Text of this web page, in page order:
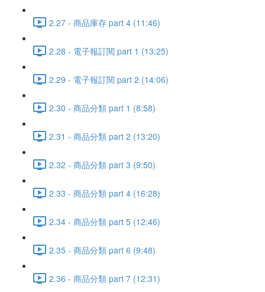
2.27 - 商品庫存 part 4 (11:46)
2.28 - 電子報訂閱 part 1 (13:25)
2.29 - 電子報訂閱 part 2 (14:06)
2.30 - 商品分類 part 1 (8:58)
2.31 - 商品分類 part 2 (13:20)
2.32 - 商品分類 part 3 (9:50)
2.33 - 商品分類 part 4 (16:28)
2.34 - 商品分類 part 5 (12:46)
2.35 - 商品分類 part 6 (9:48)
2.36 - 商品分類 part 7 (12:31)